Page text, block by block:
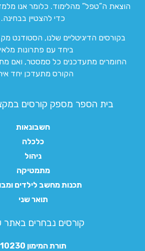
הוצאת ה”טפל” מהלימוד. כלומר אנו
כדי להצטיין בבחינה.
בקורסים הדיגיטליים שלנו, הסטודנט
ביחד עם פתרונות
החומרים מתעדכנים כל סמסטר, ואם
הקורס מתעדכן יחד
בית הספר מספק קורסים
חשבונאות
כלכלה
ניהול
מתמטיקה
תכנות מחשב לילדים
תואר שני
קורסים נבחרים באתר
תורת המימון 10230